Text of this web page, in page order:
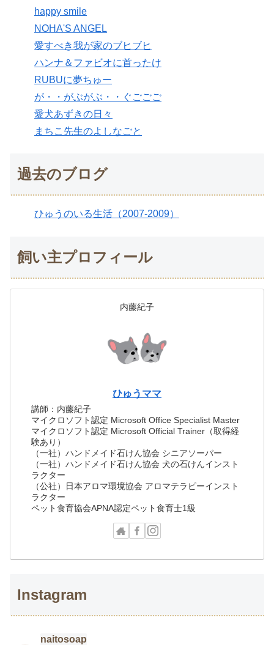
happy smile
NOHA'S ANGEL
愛すべき我が家のブヒブヒ
ハンナ＆ファビオに首ったけ
RUBUに夢ちゅー
が・・がぶがぶ・・ぐごごご
愛犬あずきの日々
まちこ先生のよしなごと
過去のブログ
ひゅうのいる生活（2007-2009）
飼い主プロフィール
内藤紀子
ひゅうママ
講師：内藤紀子
マイクロソフト認定 Microsoft Office Specialist Master
マイクロソフト認定 Microsoft Official Trainer（取得経
験あり）
（一社）ハンドメイド石けん協会 シニアソーパー
（一社）ハンドメイド石けん協会 犬の石けんインスト
ラクター
（公社）日本アロマ環境協会 アロマテラピーインスト
ラクター
ペット食育協会APNA認定ペット食育士1級
Instagram
naitosoap